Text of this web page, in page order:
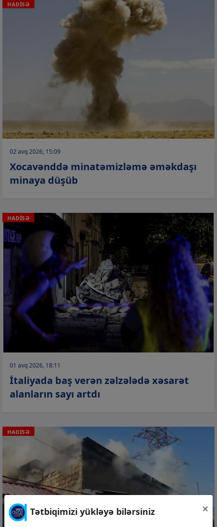
HADİSƏ
02 avq 2026, 15:09
Xocavənddə minatəmizləmə əməkdaşı
minaya düşüb
HADİSƏ
01 avq 2026, 18:11
İtaliyada baş verən zəlzələdə xəsarət
alanların sayı artdı
HADİSƏ
Tətbiqimizi yükləyə bilərsiniz ×